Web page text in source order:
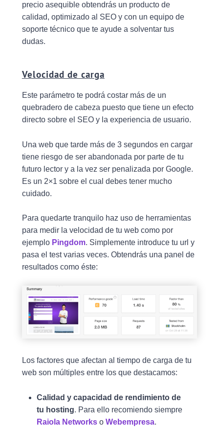
precio asequible obtendrás un producto de
calidad, optimizado al SEO y con un equipo de
soporte técnico que te ayude a solventar tus
dudas.
Velocidad de carga
Este parámetro te podrá costar más de un
quebradero de cabeza puesto que tiene un efecto
directo sobre el SEO y la experiencia de usuario.
Una web que tarde más de 3 segundos en cargar
tiene riesgo de ser abandonada por parte de tu
futuro lector y a la vez ser penalizada por Google.
Es un 2×1 sobre el cual debes tener mucho
cuidado.
Para quedarte tranquilo haz uso de herramientas
para medir la velocidad de tu web como por
ejemplo Pingdom. Simplemente introduce tu url y
pasa el test varias veces. Obtendrás una panel de
resultados como éste:
Los factores que afectan al tiempo de carga de tu
web son múltiples entre los que destacamos:
Calidad y capacidad de rendimiento de
tu hosting. Para ello recomiendo siempre
Raiola Networkso Webempresa.